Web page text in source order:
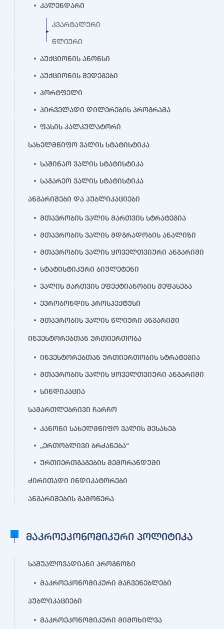
კალენდარი
კვარტალური
წლიური
აუქციონის ანონსი
აუქციონის შედეგები
პორტფელი
პირველადი დილერების პროგრამა
ფასის კალკულატორი
სახელმწიფო ვალის სტატისტიკა
საშინაო ვალის სტატისტიკა
საგარეო ვალის სტატისტიკა
ანგარიშები და პუბლიკაციები
მთავრობის ვალის მართვის სტრატეგია
მთავრობის ვალის მდგრადობის ანალიზი
მთავრობის ვალის ყოველთვიური ანგარიში
სტატისტიკური ბიულეტენი
ვალის მართვის ეფექტიანობის შეფასება
ევრობონდის პროსპექტუსი
მთავრობის ვალის წლიური ანგარიში
ინვესტორებთან ურთიერთობა
ინვესტორებთან ურთიერთობის სტრატეგია
მთავრობის ვალის ყოველთვიური ანგარიში
სინდიკაცია
სამართლებრივი ჩარჩო
კანონი სახელმწიფო ვალის შესახებ
„ერთობლივი ბრძანება“
ურთიერთგაგების მემორანდუმი
ძირითადი ინდიკატორები
ანგარიშების გამოწერა
მაკროეკონომიკური პოლიტიკა
საშუალოვადიანი პროგნოზი
მაკროეკონომიკური მაჩვენებლები
პუბლიკაციები
მაკროეკონომიკური მიმოხილვა